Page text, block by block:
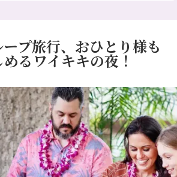
プ旅行、おひとり様も
るワイキキの夜！